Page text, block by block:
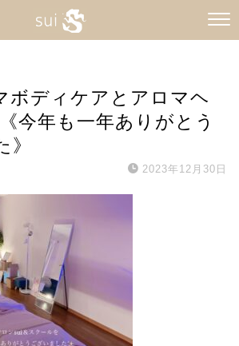
ボディケアとアロマヘ
今年も一年ありがとう
2023年12月30日